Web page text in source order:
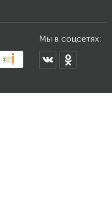
Мы в соцсетях: